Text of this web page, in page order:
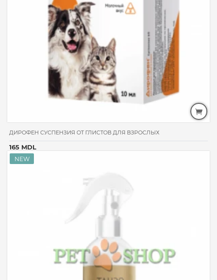
ДИРОФЕН СУСПЕНЗИЯ ОТ ГЛИСТОВ ДЛЯ ВЗРОСЛЫХ
165 MDL